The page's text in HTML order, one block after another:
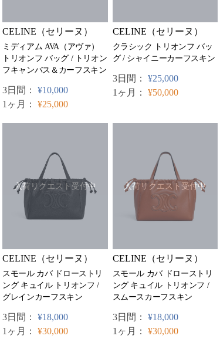
CELINE（セリーヌ）
ミディアム AVA（アヴァ）
トリオンフ バッグ / トリオン
フキャンバス＆カーフスキン
3日間： ¥10,000
1ヶ月： ¥25,000
CELINE（セリーヌ）
クラシック トリオンフ バッ
グ / シャイニーカーフスキン
3日間： ¥25,000
1ヶ月： ¥50,000
入荷リクエスト受付中
CELINE（セリーヌ）
スモール カバ ドローストリ
ング キュイル トリオンフ /
グレインカーフスキン
3日間： ¥18,000
1ヶ月： ¥30,000
入荷リクエスト受付中
CELINE（セリーヌ）
スモール カバ ドローストリ
ング キュイル トリオンフ /
スムースカーフスキン
3日間： ¥18,000
1ヶ月： ¥30,000